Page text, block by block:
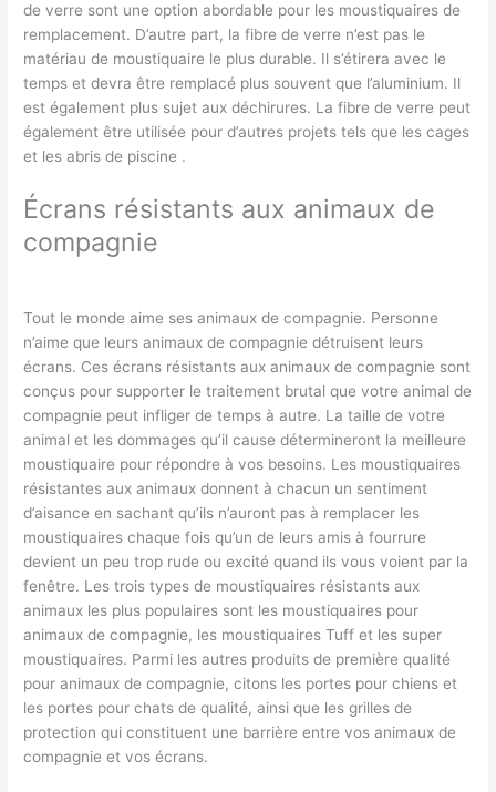
de verre sont une option abordable pour les moustiquaires de
remplacement. D’autre part, la fibre de verre n’est pas le
matériau de moustiquaire le plus durable. Il s’étirera avec le
temps et devra être remplacé plus souvent que l’aluminium. Il
est également plus sujet aux déchirures. La fibre de verre peut
également être utilisée pour d’autres projets tels que les cages
et les abris de piscine .
Écrans résistants aux animaux de
compagnie
Tout le monde aime ses animaux de compagnie. Personne
n’aime que leurs animaux de compagnie détruisent leurs
écrans. Ces écrans résistants aux animaux de compagnie sont
conçus pour supporter le traitement brutal que votre animal de
compagnie peut infliger de temps à autre. La taille de votre
animal et les dommages qu’il cause détermineront la meilleure
moustiquaire pour répondre à vos besoins. Les moustiquaires
résistantes aux animaux donnent à chacun un sentiment
d’aisance en sachant qu’ils n’auront pas à remplacer les
moustiquaires chaque fois qu’un de leurs amis à fourrure
devient un peu trop rude ou excité quand ils vous voient par la
fenêtre. Les trois types de moustiquaires résistants aux
animaux les plus populaires sont les moustiquaires pour
animaux de compagnie, les moustiquaires Tuff et les super
moustiquaires. Parmi les autres produits de première qualité
pour animaux de compagnie, citons les portes pour chiens et
les portes pour chats de qualité, ainsi que les grilles de
protection qui constituent une barrière entre vos animaux de
compagnie et vos écrans.